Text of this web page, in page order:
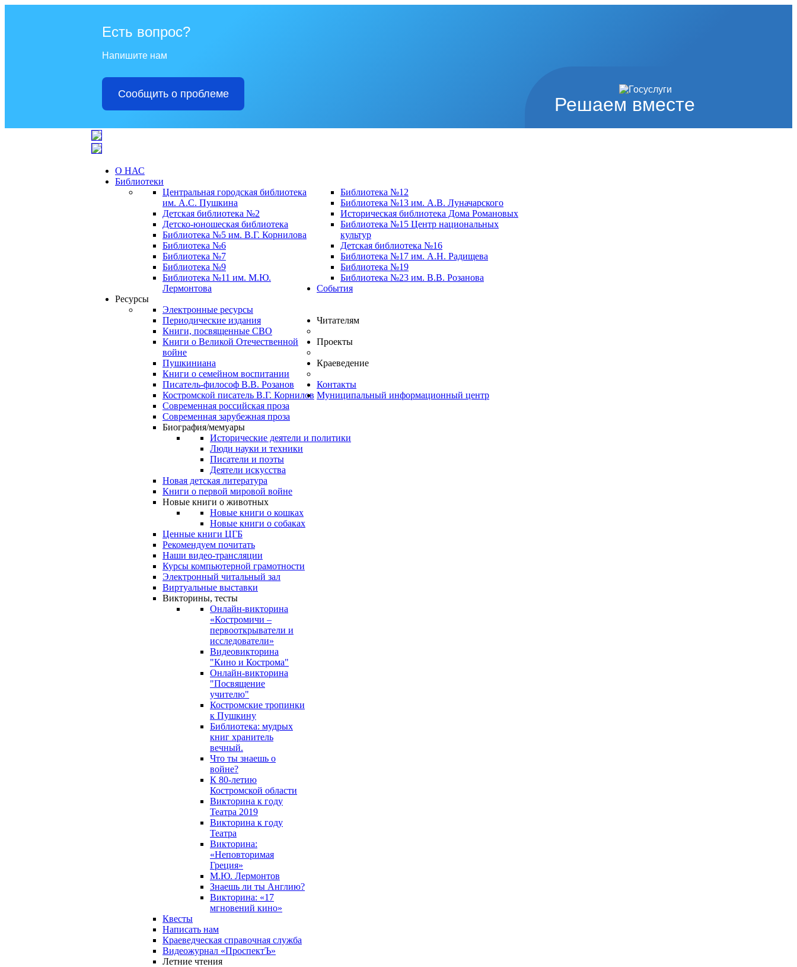
Решаем вместе
Есть вопрос?
Напишите нам
Сообщить о проблеме
О НАС
Библиотеки
Центральная городская библиотека
им. А.С. Пушкина
Детская библиотека №2
Детско-юношеская библиотека
Библиотека №5 им. В.Г. Корнилова
Библиотека №6
Библиотека №7
Библиотека №9
Библиотека №11 им. М.Ю.
Лермонтова
Библиотека №12
Библиотека №13 им. А.В. Луначарского
Историческая библиотека Дома Романовых
Библиотека №15 Центр национальных
культур
Детская библиотека №16
Библиотека №17 им. А.Н. Радищева
Библиотека №19
Библиотека №23 им. В.В. Розанова
События
Ресурсы
Электронные ресурсы
Периодические издания
Книги, посвященные СВО
Книги о Великой Отечественной
войне
Пушкиниана
Книги о семейном воспитании
Писатель-философ В.В. Розанов
Костромской писатель В.Г. Корнилов
Современная российская проза
Современная зарубежная проза
Биография/мемуары
Исторические деятели и политики
Люди науки и техники
Писатели и поэты
Деятели искусства
Новая детская литература
Книги о первой мировой войне
Новые книги о животных
Новые книги о кошках
Новые книги о собаках
Ценные книги ЦГБ
Читателям
Рекомендуем почитать
Наши видео-трансляции
Курсы компьютерной грамотности
Электронный читальный зал
Виртуальные выставки
Викторины, тесты
Онлайн-викторина
«Костромичи –
первооткрыватели и
исследователи»
Видеовикторина
"Кино и Кострома"
Онлайн-викторина
"Посвящение
учителю"
Костромские тропинки
к Пушкину
Библиотека: мудрых
книг хранитель
вечный.
Что ты знаешь о
войне?
К 80-летию
Костромской области
Викторина к году
Театра 2019
Викторина к году
Театра
Викторина:
«Неповторимая
Греция»
М.Ю. Лермонтов
Знаешь ли ты Англию?
Викторина: «17
мгновений кино»
Квесты
Написать нам
Краеведческая справочная служба
Видеожурнал «ПроспектЪ»
Проекты
Летние чтения
Краеведение
Контакты
Муниципальный информационный центр